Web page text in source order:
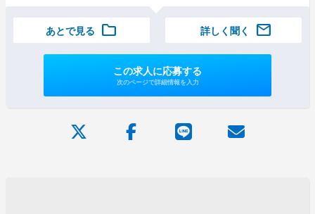
あとで見る folder 詳しく聞く mail
この求人に応募する
次のページで詳細情報を入力